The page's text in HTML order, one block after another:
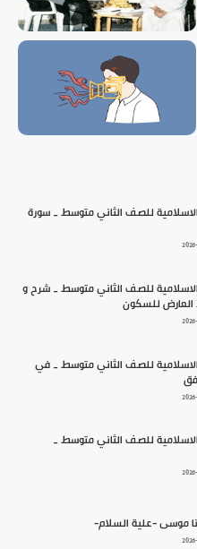
الاسلامية للصف الثاني متوسط _ سورة
الاسلامية للصف الثاني متوسط _ شرح و
العارض للسكون
الاسلامية للصف الثاني متوسط _ في
الاسلامية للصف الثاني متوسط _
موسى -علية السلام-